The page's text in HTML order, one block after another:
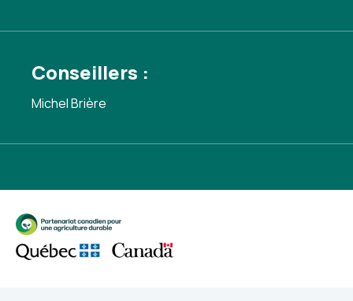
Conseillers :
Michel Brière